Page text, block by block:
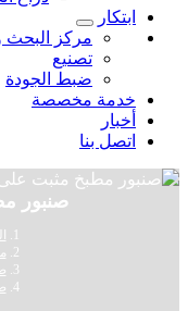
ابتكار
مركز البحث
تصنيع
ضبط الجودة
خدمة مخصصة
أخبار
اتصل بنا
صنبور